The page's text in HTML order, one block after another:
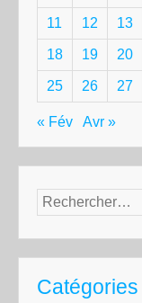
11 12 13
18 19 20
25 26 27
« Fév Avr »
Rechercher :
Catégories